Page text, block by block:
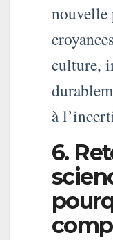
nouvelle
culture,
à
6.